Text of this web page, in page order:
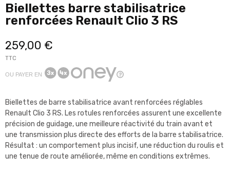
Biellettes barre stabilisatrice
renforcées Renault Clio 3 RS
259,00 €
TTC
OU PAYER EN
Biellettes de barre stabilisatrice avant renforcées réglables
Renault Clio 3 RS. Les rotules renforcées assurent une excellente
précision de guidage, une meilleure réactivité du train avant et
une transmission plus directe des efforts de la barre stabilisatrice.
Résultat : un comportement plus incisif, une réduction du roulis et
une tenue de route améliorée, même en conditions extrêmes.